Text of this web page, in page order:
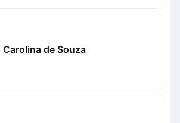
Carolina de Souza